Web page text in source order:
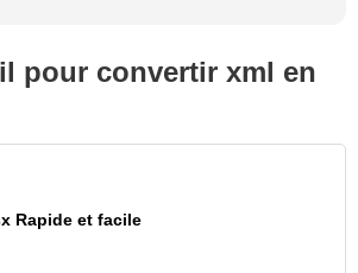
pour convertir xml en
Rapide et facile